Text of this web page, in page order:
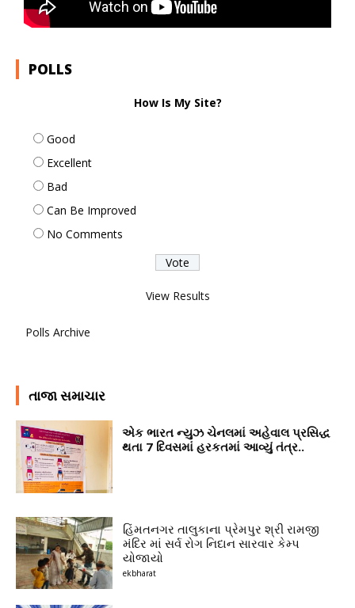
POLLS
How Is My Site?
Good
Excellent
Bad
Can Be Improved
No Comments
View Results
Polls Archive
તાજા સમાચાર
એક ભારત ન્યુઝ ચેનલમાં અહેવાલ પ્રસિદ્ધ
થતા 7 દિવસમાં હરકતમાં આવ્યું તંત્ર..
હિંમતનગર તાલુકાના પ્રેમપુર શ્રી રામજી
મંદિર માં સર્વ રોગ નિદાન સારવાર કેમ્પ
યોજાયો
ekbharat